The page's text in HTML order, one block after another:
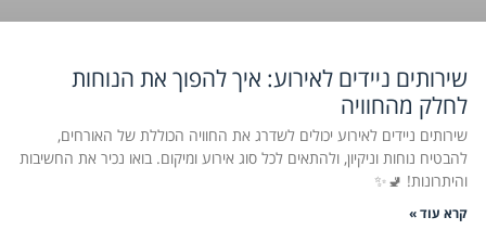
שירותים ניידים לאירוע: איך להפוך את הנוחות
לחלק מהחוויה
שירותים ניידים לאירוע יכולים לשדרג את החוויה הכוללת של האורחים,
להבטיח נוחות וניקיון, ולהתאים לכל סוג אירוע ומיקום. בואו נכיר את החשיבות
והיתרונות! 🚽✨
קרא עוד »